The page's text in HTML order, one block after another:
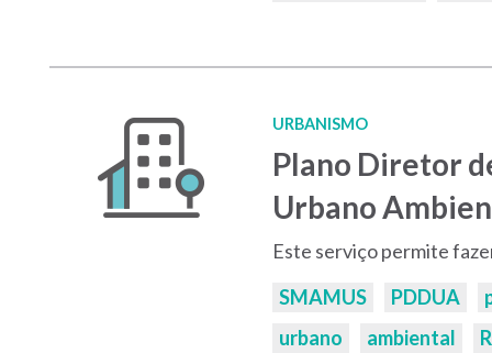
URBANISMO
Plano Diretor
Urbano
Este serviço permite
Palavras-
chaves:
SMAMUS PDDUA
urbano
ambiental